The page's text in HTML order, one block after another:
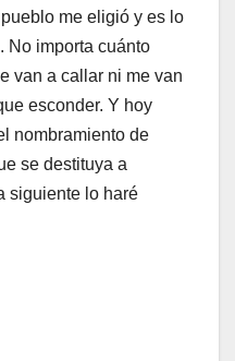
me eligió y es lo
No importa cuánto
van a callar ni me van
esconder. Y hoy
nombramiento de
se destituya a
siguiente lo haré